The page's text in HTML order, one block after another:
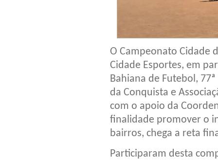
O Campeonato Cidade
Cidade Esportes, em
Bahiana de Futebol,
da Conquista e
com o apoio da
finalidade promover o
bairros, chega a reta
Participaram desta